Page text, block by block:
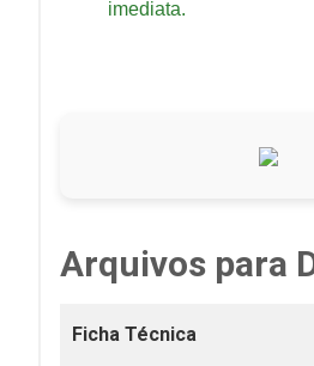
imediata.
Arquivos para
Ficha Técnica